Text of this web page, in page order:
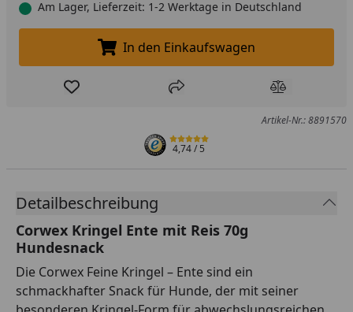
Am Lager, Lieferzeit: 1-2 Werktage in Deutschland
In den Einkaufswagen legen
In den Einkaufswagen
Produkt zur Wunschliste hinzufügen
Teilen Produkt
Artikel-Nr.: 8891570
4,74/ 5
Detailbeschreibung
Corwex Kringel Ente mit Reis 70g
Hundesnack
Die Corwex Feine Kringel – Ente sind ein
schmackhafter Snack für Hunde, der mit seiner